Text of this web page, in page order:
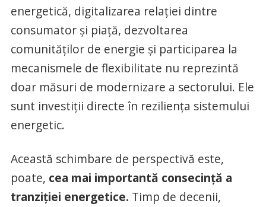
energetică, digitalizarea relației dintre
consumator și piață, dezvoltarea
comunităților de energie și participarea la
mecanismele de flexibilitate nu reprezintă
doar măsuri de modernizare a sectorului. Ele
sunt investiții directe în reziliența sistemului
energetic.
Această schimbare de perspectivă este,
poate, cea mai importantă consecință a
tranziției energetice. Timp de decenii,